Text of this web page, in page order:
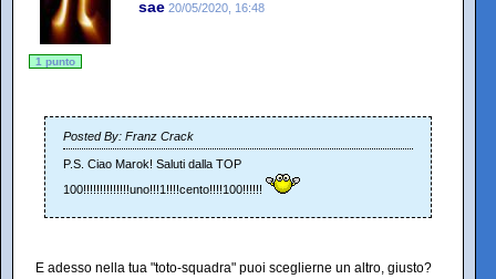
sae 20/05/2020, 16:48
1 punto
Posted By: Franz Crack
P.S. Ciao Marok! Saluti dalla TOP
100!!!!!!!!!!!!!!uno!!!1!!!!cento!!!!100!!!!!!
E adesso nella tua "toto-squadra" puoi sceglierne un altro, giusto?